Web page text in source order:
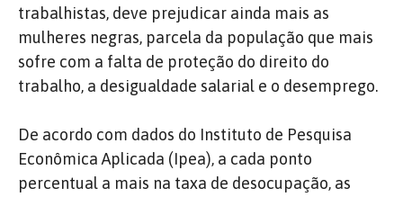
trabalhistas, deve prejudicar ainda mais as
mulheres negras, parcela da população que mais
sofre com a falta de proteção do direito do
trabalho, a desigualdade salarial e o desemprego.
De acordo com dados do Instituto de Pesquisa
Econômica Aplicada (Ipea), a cada ponto
percentual a mais na taxa de desocupação, as